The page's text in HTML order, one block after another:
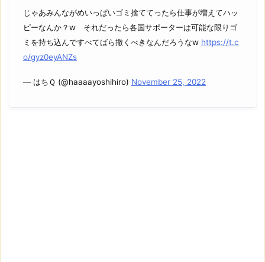
じゃあみんながめいっぱいゴミ捨ててったら仕事が増えてハッ
ピーなんか？w それだったら各国サポーターは可能な限りゴ
ミを持ち込んですべてばら撒くべきなんだろうなw https://t.c
o/gyz0eyANZs
— はちＱ (@haaaayoshihiro) November 25, 2022